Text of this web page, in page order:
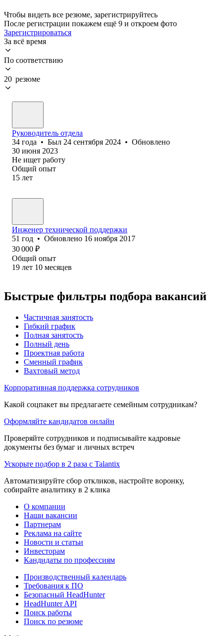
Чтобы видеть все резюме, зарегистрируйтесь
После регистрации покажем ещё 9 и откроем фото
Зарегистрироваться
За всё время
По соответствию
20 резюме
Руководитель отдела
34 года • Был 24 сентября 2024 • Обновлено
30 июня 2023
Не ищет работу
Общий опыт
15 лет
Инженер технической поддержки
51 год • Обновлено 16 ноября 2017
30 000 ₽
Общий опыт
19 лет 10 месяцев
Быстрые фильтры подбора вакансий
Частичная занятость
Гибкий график
Полная занятость
Полный день
Проектная работа
Сменный график
Вахтовый метод
Корпоративная поддержка сотрудников
Какой соцпакет вы предлагаете семейным сотрудникам?
Оформляйте кандидатов онлайн
Проверяйте сотрудников и подписывайте кадровые
документы без бумаг и личных встреч
Ускорьте подбор в 2 раза с Talantix
Автоматизируйте сбор откликов, настройте воронку,
собирайте аналитику в 2 клика
О компании
Наши вакансии
Партнерам
Реклама на сайте
Новости и статьи
Инвесторам
Кандидаты по профессиям
Производственный календарь
Требования к ПО
Безопасный HeadHunter
HeadHunter API
Поиск работы
Поиск по резюме